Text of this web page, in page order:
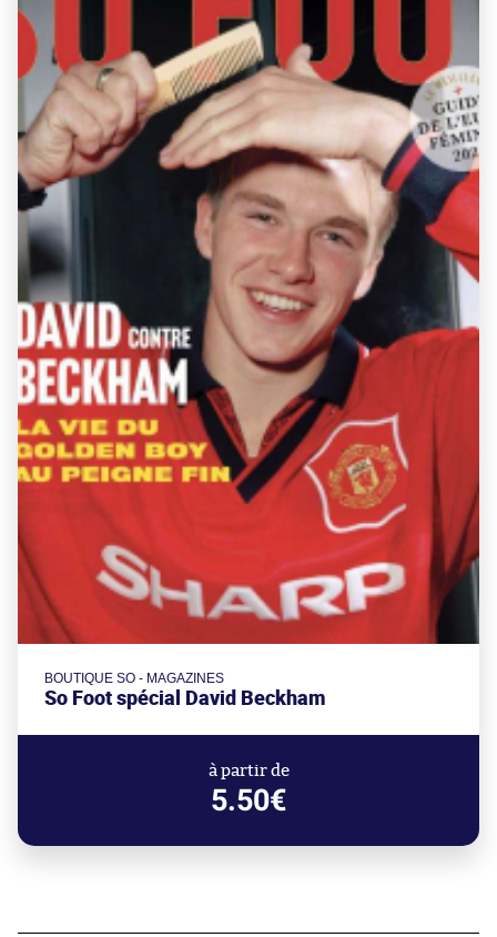
BOUTIQUE SO - MAGAZINES
So Foot spécial David Beckham
à partir de
5.50€